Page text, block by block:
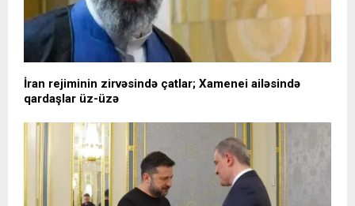
İran rejiminin zirvəsində çatlar; Xamenei ailəsində
qardaşlar üz-üzə